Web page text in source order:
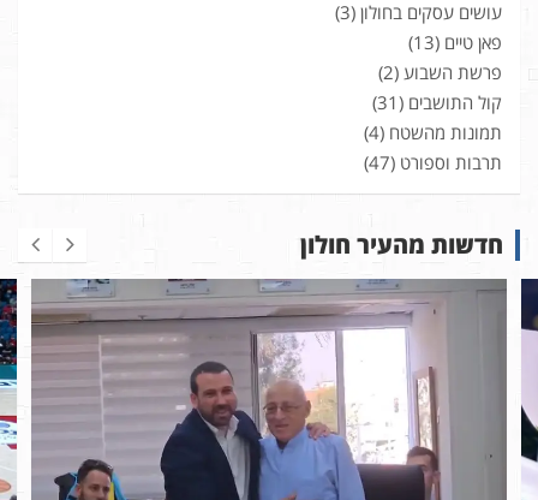
עושים עסקים בחולון (3)
פאן טיים (13)
פרשת השבוע (2)
קול התושבים (31)
תמונות מהשטח (4)
תרבות וספורט (47)
חדשות מהעיר חולון